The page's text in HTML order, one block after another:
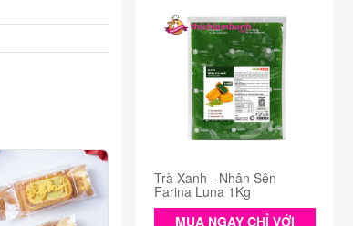
Trà Xanh - Nhân Sên
Farina Luna 1Kg
MUA NGAY CHỈ VỚI